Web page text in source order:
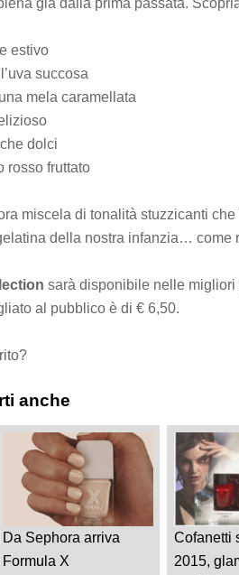
già dalla prima passata.
estivo
succosa
mela caramellata
dolci
rosso fruttato
miscela di tonalità stuzzicanti
della nostra infanzia… come
sarà disponibile nelle
al pubblico è di € 6,50.
anche
Da Sephora arriva
Formula X
Cofanetti
2015,